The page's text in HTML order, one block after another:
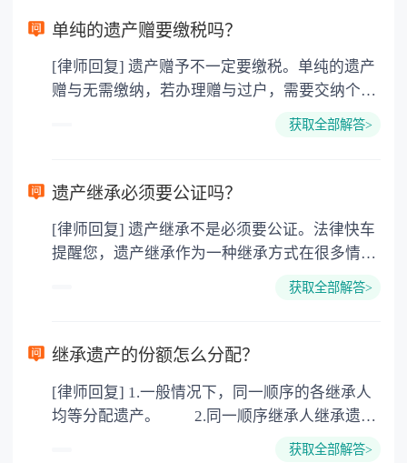
单纯的遗产赠要缴税吗？
[律师回复] 遗产赠予不一定要缴税。单纯的遗产
赠与无需缴纳，若办理赠与过户，需要交纳个人
所得税、契税和公证费。赠与过户是没有增值税
要缴纳公证费，具体如下： 1. 公证费：按房
3. 印花税：按房屋评估价的0.05%缴纳 4. 土
地增值税：按房价1%缴纳 5. 房屋产权登记费：
获取全部解答>
遗产继承必须要公证吗？
[律师回复] 遗产继承不是必须要公证。法律快车
提醒您，遗产继承作为一种继承方式在很多情况
下都是不需要公证的，当然，如果需要公正的也
以防对财产继承发生纠纷，可以对遗产继承进行
公证。
获取全部解答>
继承遗产的份额怎么分配？
[律师回复] 1.一般情况下，同一顺序的各继承人
均等分配遗产。 2.同一顺序继承人继承遗产
获取全部解答>